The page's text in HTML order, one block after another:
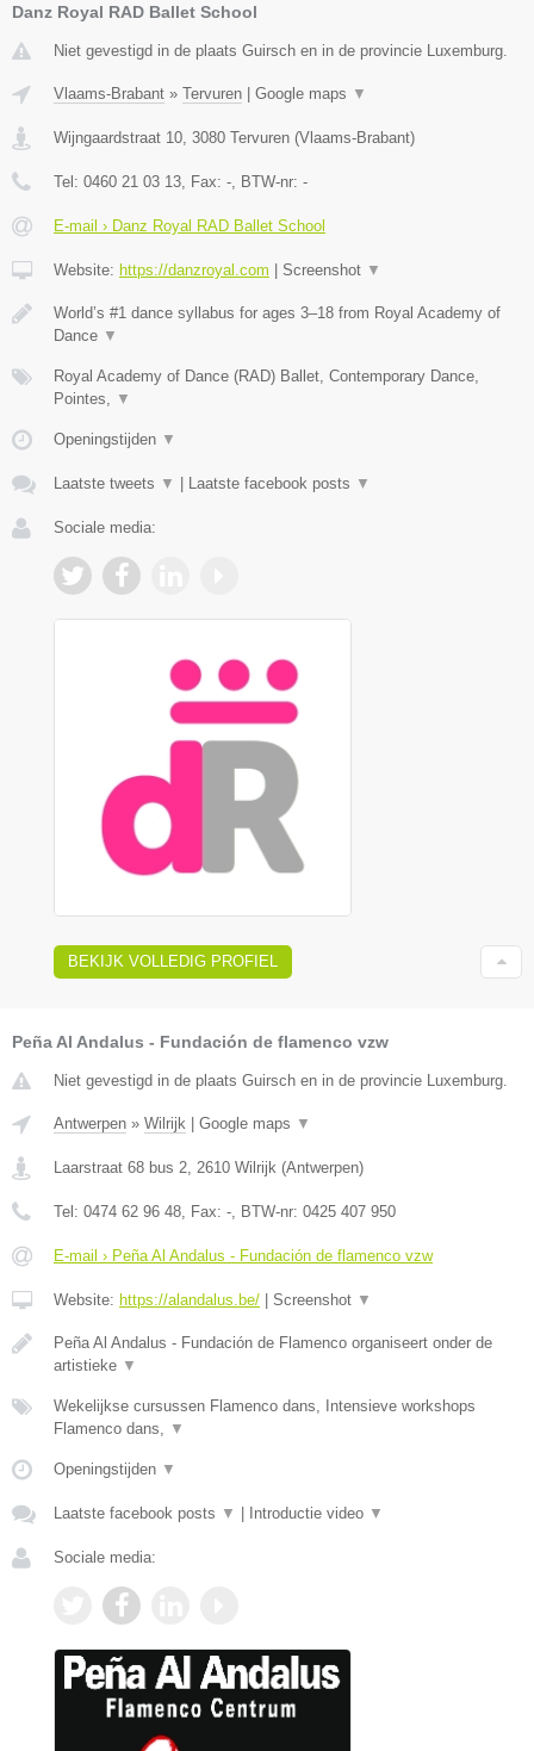
Danz Royal RAD Ballet School
Niet gevestigd in de plaats Guirsch en in de provincie Luxemburg.
Vlaams-Brabant » Tervuren | Google maps ▼
Wijngaardstraat 10 3080 Tervuren (Vlaams-Brabant)
Tel: 0460 21 03 13 , Fax: - , BTW-nr: -
E-mail › Danz Royal RAD Ballet School
Website: https://danzroyal.com | Screenshot ▼
World’s #1 dance syllabus for ages 3–18 from Royal Academy of
Dance ▼
Royal Academy of Dance (RAD) Ballet, Contemporary Dance,
Pointes,
▼
Openingstijden ▼
Laatste tweets ▼ | Laatste facebook posts ▼
Sociale media:
BEKIJK VOLLEDIG PROFIEL
Peña Al Andalus - Fundación de flamenco vzw
Niet gevestigd in de plaats Guirsch en in de provincie Luxemburg.
Antwerpen » Wilrijk | Google maps ▼
Laarstraat 68 bus 2 2610 Wilrijk (Antwerpen)
Tel: 0474 62 96 48 , Fax: - , BTW-nr: 0425 407 950
E-mail › Peña Al Andalus - Fundación de flamenco vzw
Website: https://alandalus.be/ | Screenshot ▼
Peña Al Andalus - Fundación de Flamenco organiseert onder de
artistieke ▼
Wekelijkse cursussen Flamenco dans, Intensieve workshops
Flamenco dans,
▼
Openingstijden ▼
Laatste facebook posts ▼ | Introductie video ▼
Sociale media: